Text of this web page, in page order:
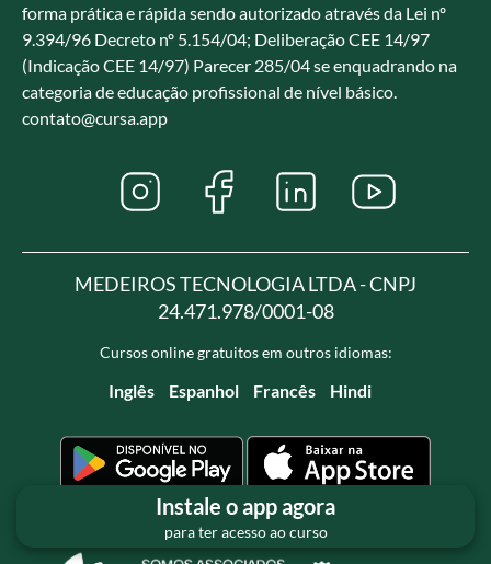
Instale o app agora
para ter acesso ao curso
forma prática e rápida sendo autorizado através da Lei nº
9.394/96 Decreto nº 5.154/04; Deliberação CEE 14/97
(Indicação CEE 14/97) Parecer 285/04 se enquadrando na
categoria de educação profissional de nível básico.
contato@cursa.app
MEDEIROS TECNOLOGIA LTDA - CNPJ
24.471.978/0001-08
Cursos online gratuitos em outros idiomas:
Inglês Espanhol Francês Hindi